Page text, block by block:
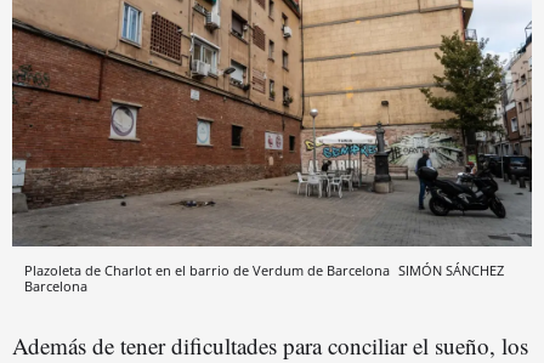
Plazoleta de Charlot en el barrio de Verdum de Barcelona SIMÓN SÁNCHEZ
Barcelona
Además de tener dificultades para conciliar el sueño, los